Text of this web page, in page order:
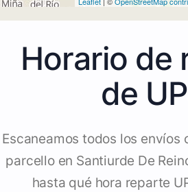
Horario de
de
Escaneamos todos los envíos
parcello en Santiurde De
hasta qué hora reparte